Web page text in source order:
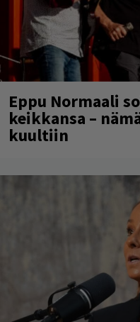
Eppu Normaali
keikkansa –
kuultiin